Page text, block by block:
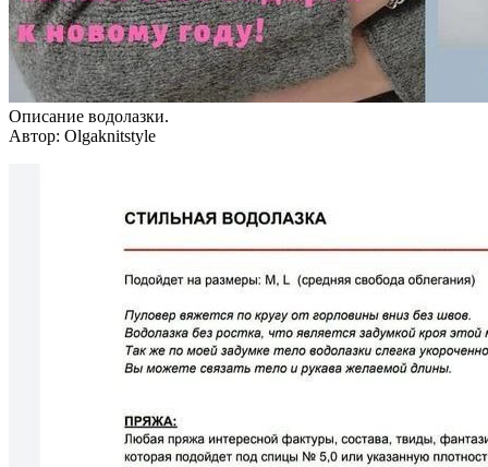
Описание водолазки.
Автор: Olgaknitstyle